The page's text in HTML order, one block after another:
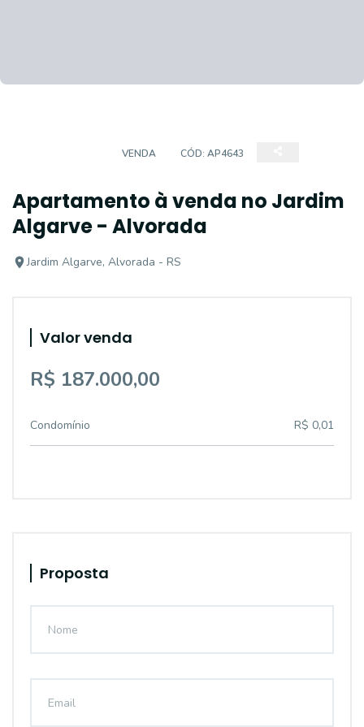
VENDA CÓD: AP4643
Apartamento à venda no Jardim
Algarve - Alvorada
Jardim Algarve, Alvorada - RS
Valor venda
R$ 187.000,00
Condomínio R$ 0,01
Proposta